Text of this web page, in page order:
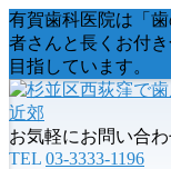
有賀歯科医院は「
者さんと長くお付
目指しています。
お気軽にお問い合
TEL 03-3333-1196